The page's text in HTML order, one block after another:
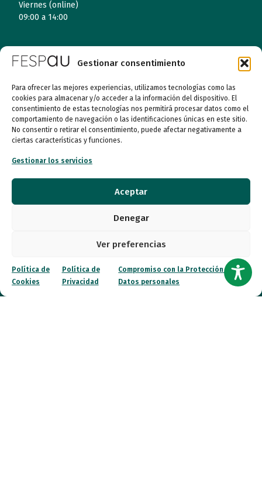
Gestionar consentimiento
Para ofrecer las mejores experiencias, utilizamos tecnologías como las
cookies para almacenar y/o acceder a la información del dispositivo. El
consentimiento de estas tecnologías nos permitirá procesar datos como el
comportamiento de navegación o las identificaciones únicas en este sitio.
No consentir o retirar el consentimiento, puede afectar negativamente a
ciertas características y funciones.
Gestionar los servicios
Aceptar
Denegar
Ver preferencias
Política de
Cookies
Política de
Privacidad
Compromiso con la Protección de
Datos personales
Viernes (online)
09:00 a 14:00
Quiénes somos
Entidades
Autismo
Recursos
Contacto